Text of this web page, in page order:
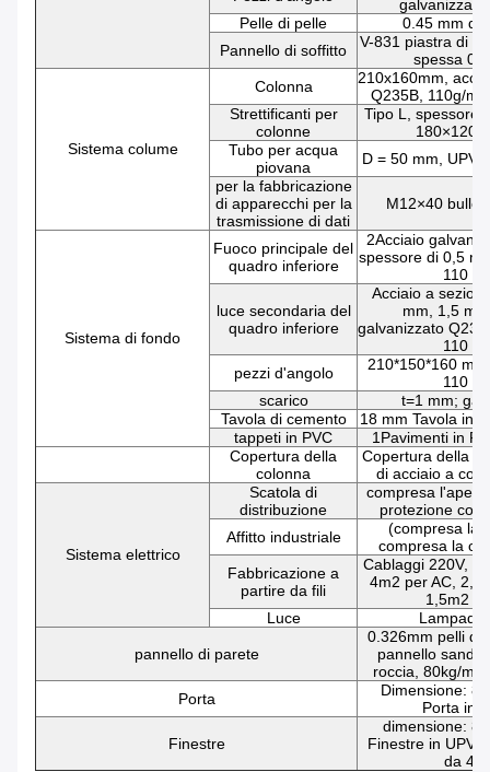
galvanizzato
Pelle di pelle
0.45 mm di
Pannello di soffitto
V-831 piastra di
spessa
Sistema colume
Colonna
210x160mm,
Q235B, 110g/
Strettificanti per
colonne
Tipo L, spessore
Tubo per acqua
piovana
D = 50 mm,
per la fabbricazione
di apparecchi per la
trasmissione di dati
M12×40
Sistema di fondo
Fuoco principale del
quadro inferiore
2Acciaio
spessore di 0,5
110 g/
luce secondaria del
quadro inferiore
Acciaio a
mm, 1,5
galvanizzato
110 g/
pezzi d'angolo
210*150*160
110 g/
scarico
t=1 mm;
Tavola di cemento
18 mm Tavola in
tappeti in PVC
1Pavimenti in
Copertura della
colonna
Copertura della
di acciaio a
Sistema elettrico
Scatola di
distribuzione
compresa
protezione
Affitto industriale
(compresa la
compresa la
Fabbricazione a
partire da fili
Cablaggi 220V,
4m2 per AC,
1,5m2
Luce
Lampade
pannello di parete
0.326mm pelli
pannello
roccia, 80kg/m3
Porta
Dimensione:
Porta in
Finestre
dimensione:
Finestre in
da 4